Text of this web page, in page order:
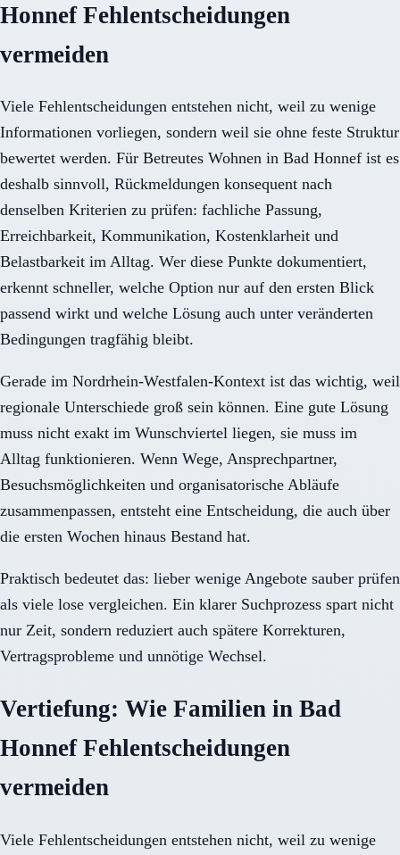
Honnef Fehlentscheidungen
vermeiden
Viele Fehlentscheidungen entstehen nicht, weil zu wenige
Informationen vorliegen, sondern weil sie ohne feste Struktur
bewertet werden. Für Betreutes Wohnen in Bad Honnef ist es
deshalb sinnvoll, Rückmeldungen konsequent nach
denselben Kriterien zu prüfen: fachliche Passung,
Erreichbarkeit, Kommunikation, Kostenklarheit und
Belastbarkeit im Alltag. Wer diese Punkte dokumentiert,
erkennt schneller, welche Option nur auf den ersten Blick
passend wirkt und welche Lösung auch unter veränderten
Bedingungen tragfähig bleibt.
Gerade im Nordrhein-Westfalen-Kontext ist das wichtig, weil
regionale Unterschiede groß sein können. Eine gute Lösung
muss nicht exakt im Wunschviertel liegen, sie muss im
Alltag funktionieren. Wenn Wege, Ansprechpartner,
Besuchsmöglichkeiten und organisatorische Abläufe
zusammenpassen, entsteht eine Entscheidung, die auch über
die ersten Wochen hinaus Bestand hat.
Praktisch bedeutet das: lieber wenige Angebote sauber prüfen
als viele lose vergleichen. Ein klarer Suchprozess spart nicht
nur Zeit, sondern reduziert auch spätere Korrekturen,
Vertragsprobleme und unnötige Wechsel.
Vertiefung: Wie Familien in Bad
Honnef Fehlentscheidungen
vermeiden
Viele Fehlentscheidungen entstehen nicht, weil zu wenige